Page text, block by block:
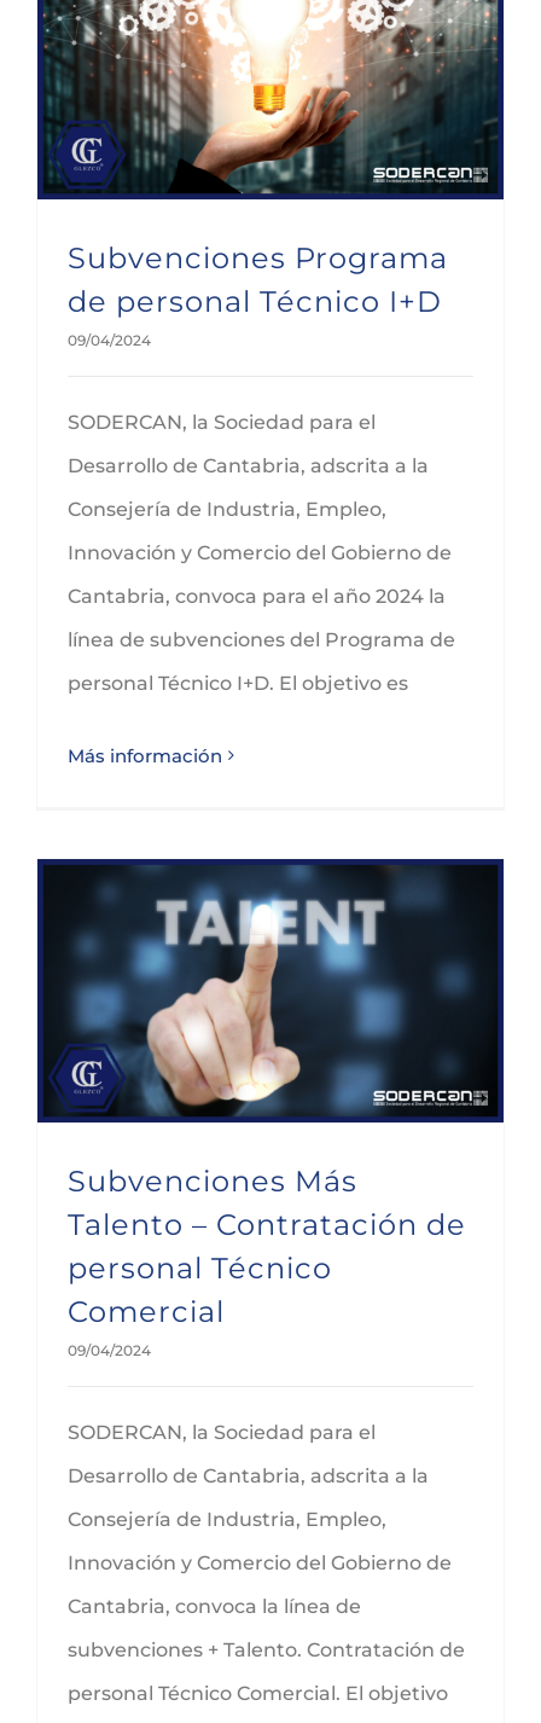
Subvenciones Programa
de personal Técnico I+D
09/04/2024
SODERCAN, la Sociedad para el
Desarrollo de Cantabria, adscrita a la
Consejería de Industria, Empleo,
Innovación y Comercio del Gobierno de
Cantabria, convoca para el año 2024 la
línea de subvenciones del Programa de
personal Técnico I+D. El objetivo es
Más información
Subvenciones Más
Talento – Contratación de
personal Técnico
Comercial
09/04/2024
SODERCAN, la Sociedad para el
Desarrollo de Cantabria, adscrita a la
Consejería de Industria, Empleo,
Innovación y Comercio del Gobierno de
Cantabria, convoca la línea de
subvenciones + Talento. Contratación de
personal Técnico Comercial. El objetivo